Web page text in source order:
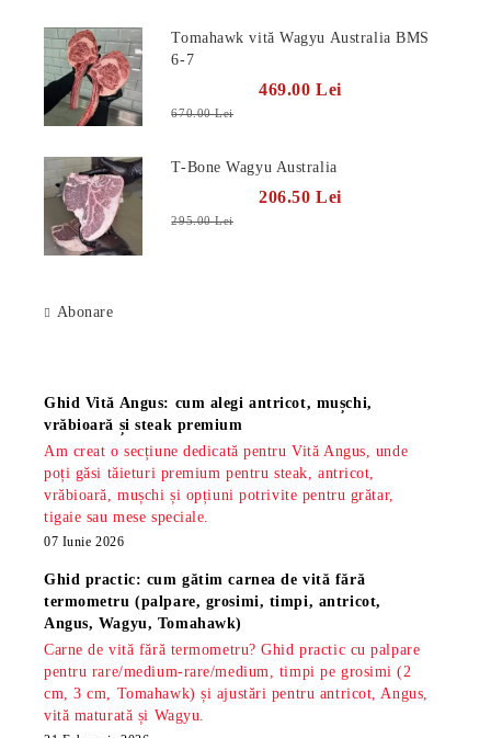
Tomahawk vită Wagyu Australia BMS
6-7
469.00 Lei
670.00 Lei
T-Bone Wagyu Australia
206.50 Lei
295.00 Lei
Abonare
Ghid Vită Angus: cum alegi antricot, mușchi,
vrăbioară și steak premium
Am creat o secțiune dedicată pentru Vită Angus, unde
poți găsi tăieturi premium pentru steak, antricot,
vrăbioară, mușchi și opțiuni potrivite pentru grătar,
tigaie sau mese speciale.
07 Iunie 2026
Ghid practic: cum gătim carnea de vită fără
termometru (palpare, grosimi, timpi, antricot,
Angus, Wagyu, Tomahawk)
Carne de vită fără termometru? Ghid practic cu palpare
pentru rare/medium-rare/medium, timpi pe grosimi (2
cm, 3 cm, Tomahawk) și ajustări pentru antricot, Angus,
vită maturată și Wagyu.